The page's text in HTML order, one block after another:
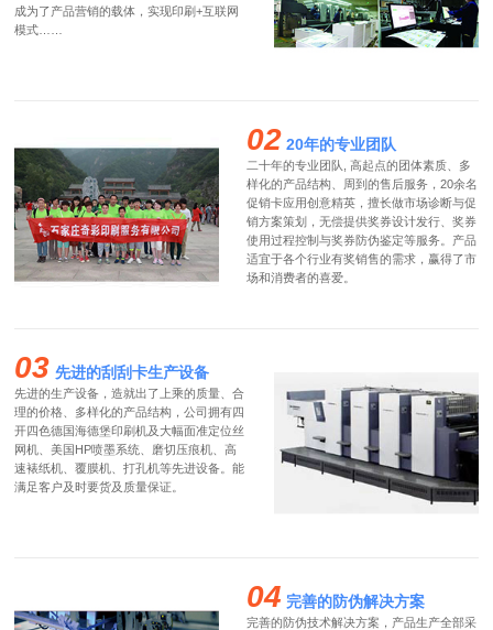
成为了产品营销的载体，实现印刷+互联网
模式……
02 20年的专业团队
二十年的专业团队, 高起点的团体素质、多
样化的产品结构、周到的售后服务，20余名
促销卡应用创意精英，擅长做市场诊断与促
销方案策划，无偿提供奖券设计发行、奖券
使用过程控制与奖券防伪鉴定等服务。产品
适宜于各个行业有奖销售的需求，赢得了市
场和消费者的喜爱。
03 先进的刮刮卡生产设备
先进的生产设备，造就出了上乘的质量、合
理的价格、多样化的产品结构，公司拥有四
开四色德国海德堡印刷机及大幅面准定位丝
网机、美国HP喷墨系统、磨切压痕机、高
速裱纸机、覆膜机、打孔机等先进设备。能
满足客户及时要货及质量保证。
04 完善的防伪解决方案
完善的防伪技术解决方案，产品生产全部采